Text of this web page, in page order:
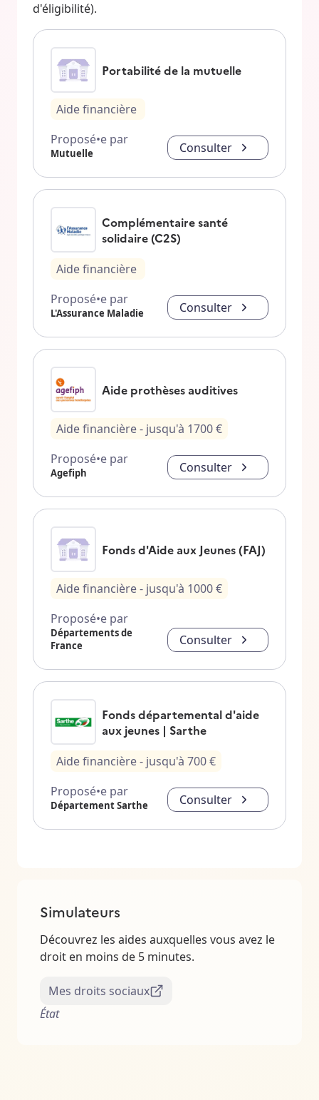
d'éligibilité).
Portabilité de la mutuelle
Aide financière
Proposé•e par
Mutuelle Consulter
Complémentaire santé
solidaire (C2S)
Aide financière
Proposé•e par
L'Assurance Maladie Consulter
Aide prothèses auditives
Aide financière- jusqu'à 1700€
Proposé•e par
Agefiph Consulter
Fonds d'Aide aux Jeunes (FAJ)
Aide financière- jusqu'à 1000€
Proposé•e par
Départements de
France
Consulter
Fonds départemental d'aide
aux jeunes | Sarthe
Aide financière- jusqu'à 700€
Proposé•e par
Département Sarthe Consulter
Simulateurs
Découvrez les aides auxquelles vous avez le
droit en moins de 5 minutes.
Mes droits sociaux
État